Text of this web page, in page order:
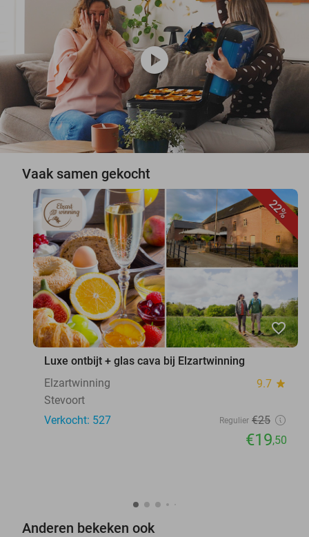
play_circle
Vaak samen gekocht
22%
favorite_border
Luxe ontbijt + glas cava bij Elzartwinning
Elzartwinning
9.7 star
Stevoort
Verkocht: 527
Regulier €25
€19,50
Anderen bekeken ook